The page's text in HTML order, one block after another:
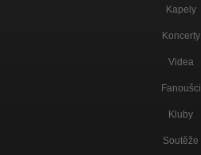
Kapely
Koncerty
Videa
Fanoušci
Kluby
Soutěže